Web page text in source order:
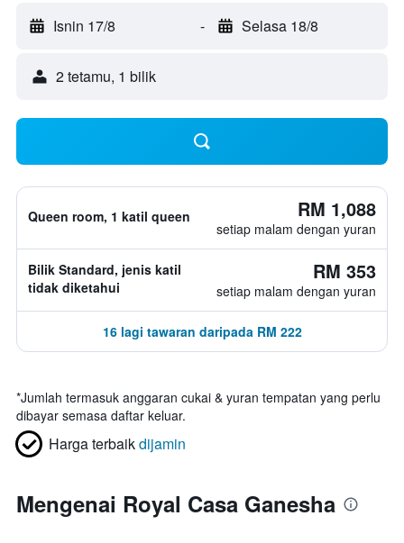
Isnin 17/8 - Selasa 18/8
2 tetamu, 1 bilik
Queen room, 1 katil queen RM 1,088
setiap malam dengan yuran
Bilik Standard, jenis katil
tidak diketahui
RM 353
setiap malam dengan yuran
16 lagi tawaran daripada RM 222
*Jumlah termasuk anggaran cukai & yuran tempatan yang perlu
dibayar semasa daftar keluar.
Harga terbaikdijamin
Mengenai Royal Casa Ganesha